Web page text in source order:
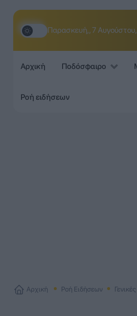
Παρασκευή,, 7
Αρχική Ποδόσφαιρο
Ροή ειδήσεων
Αρχική Ροή Ειδήσεων